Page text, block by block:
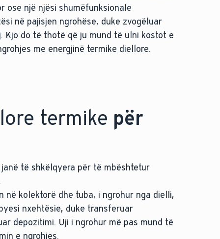
ose një njësi shumëfunksionale
në pajisjen ngrohëse, duke zvogëluar
Kjo do të thotë që ju mund të ulni kostot e
me energjinë termike diellore.
termike për
të shkëlqyera për të mbështetur
në kolektorë dhe tuba, i ngrohur nga dielli,
nxehtësie, duke transferuar
depozitimi. Uji i ngrohur më pas mund të
e ngrohjes.